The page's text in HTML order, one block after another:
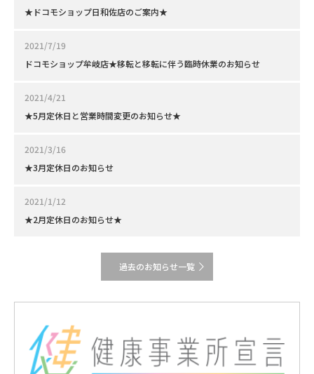
★ドコモショップ日和佐店のご案内★
2021/7/19
ドコモショップ牟岐店★移転と移転に伴う臨時休業のお知らせ
2021/4/21
★5月定休日と営業時間変更のお知らせ★
2021/3/16
★3月定休日のお知らせ
2021/1/12
★2月定休日のお知らせ★
過去のお知らせ一覧